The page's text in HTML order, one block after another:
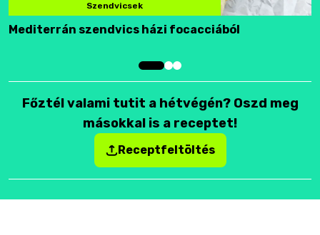
Szendvicsek
Mediterrán szendvics házi focacciából
Főztél valami tutit a hétvégén? Oszd meg
másokkal is a receptet!
Receptfeltöltés